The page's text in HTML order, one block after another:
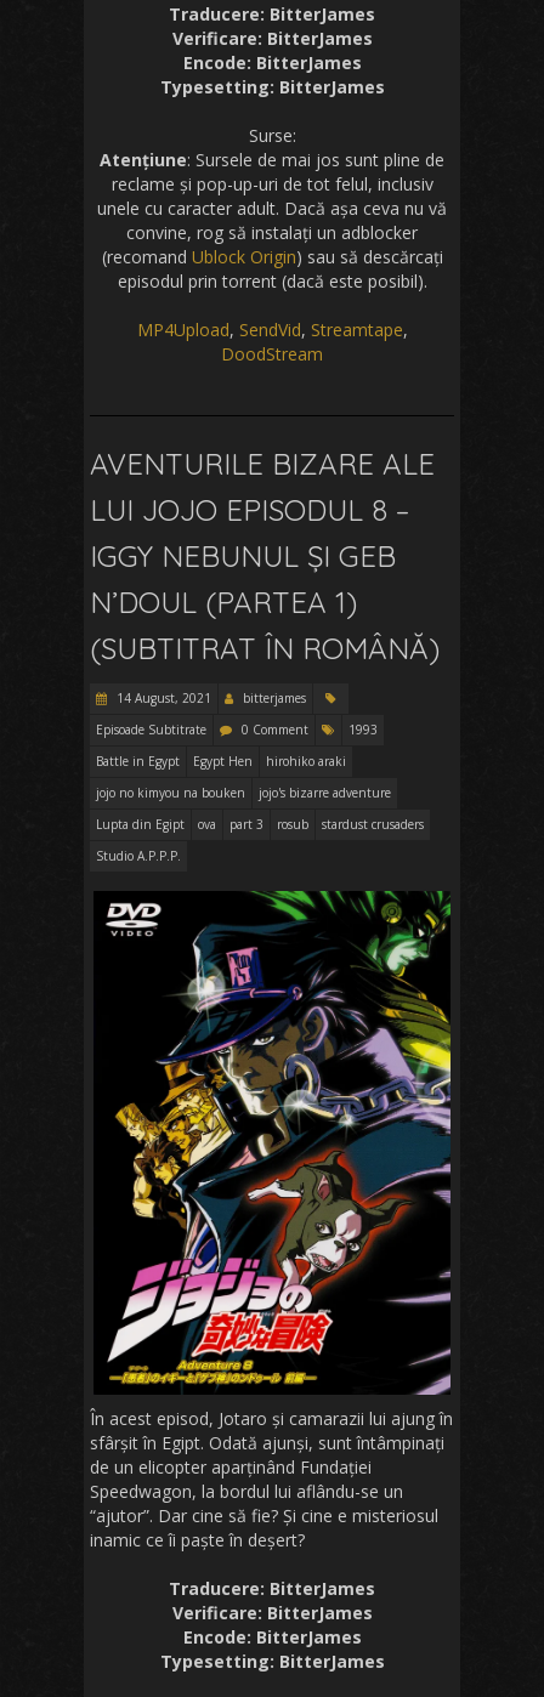
Traducere: BitterJames
Verificare: BitterJames
Encode: BitterJames
Typesetting: BitterJames
Surse:
Atențiune: Sursele de mai jos sunt pline de
reclame și pop-up-uri de tot felul, inclusiv
unele cu caracter adult. Dacă așa ceva nu vă
convine, rog să instalați un adblocker
(recomand Ublock Origin) sau să descărcați
episodul prin torrent (dacă este posibil).
MP4Upload, SendVid, Streamtape,
DoodStream
AVENTURILE BIZARE ALE
LUI JOJO EPISODUL 8 –
IGGY NEBUNUL ȘI GEB
N’DOUL (PARTEA 1)
(SUBTITRAT ÎN ROMÂNĂ)
14 August, 2021
bitterjames
Episoade Subtitrate
0 Comment
1993
Battle in Egypt
Egypt Hen
hirohiko araki
jojo no kimyou na bouken
jojo's bizarre adventure
Lupta din Egipt
ova part 3 rosub
stardust crusaders
Studio A.P.P.P.
În acest episod, Jotaro și camarazii lui ajung în
sfârșit în Egipt. Odată ajunși, sunt întâmpinați
de un elicopter aparținând Fundației
Speedwagon, la bordul lui aflându-se un
“ajutor”. Dar cine să fie? Și cine e misteriosul
inamic ce îi paște în deșert?
Traducere: BitterJames
Verificare: BitterJames
Encode: BitterJames
Typesetting: BitterJames